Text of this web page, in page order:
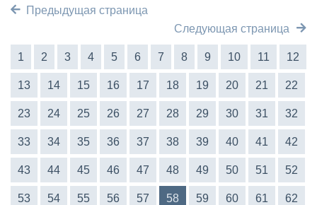
Предыдущая страница
Следующая страница
1 2 3 4 5 6 7 8 9 10 11 12
13 14 15 16 17 18 19 20 21 22
23 24 25 26 27 28 29 30 31 32
33 34 35 36 37 38 39 40 41 42
43 44 45 46 47 48 49 50 51 52
53 54 55 56 57 58 59 60 61 62